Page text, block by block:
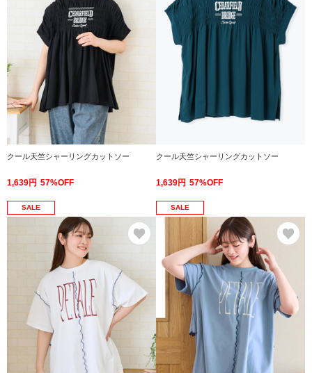
クール天竺シャーリングカットソー
1,639円 57%OFF
クール天竺シャーリングカットソー
1,639円 57%OFF
SALE SALE